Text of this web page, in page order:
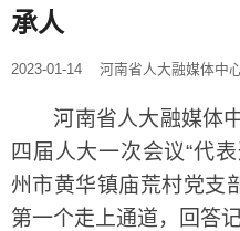
承人
2023-01-14 河南省人大融媒体中
河南省人大融媒体中
四届人大一次会议“代
州市黄华镇庙荒村党支
第一个走上通道，回答记